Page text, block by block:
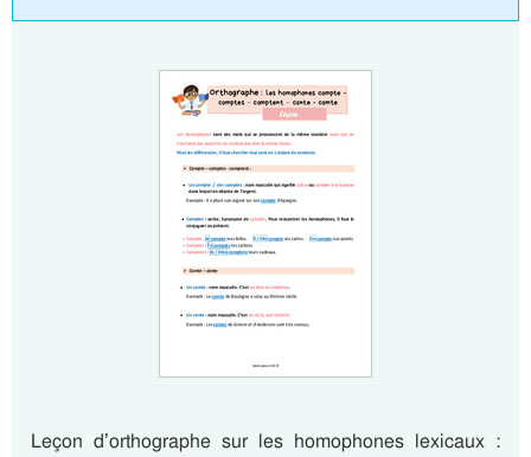
Leçon d’orthographe sur les homophones lexicaux :